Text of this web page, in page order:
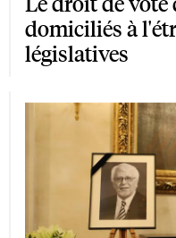
domiciliés à
législatives